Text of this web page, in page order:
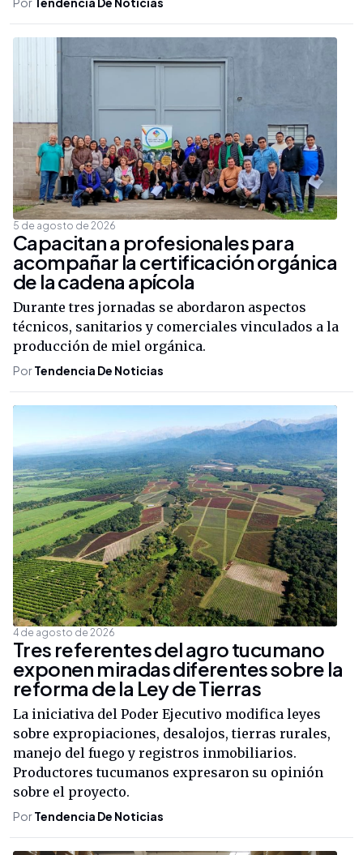
5 de agosto de 2026
Capacitan a profesionales para
acompañar la certificación orgánica
de la cadena apícola
Durante tres jornadas se abordaron aspectos
técnicos, sanitarios y comerciales vinculados a la
producción de miel orgánica.
PorTendencia De Noticias
4 de agosto de 2026
Tres referentes del agro tucumano
exponen miradas diferentes sobre la
reforma de la Ley de Tierras
La iniciativa del Poder Ejecutivo modifica leyes
sobre expropiaciones, desalojos, tierras rurales,
manejo del fuego y registros inmobiliarios.
Productores tucumanos expresaron su opinión
sobre el proyecto.
PorTendencia De Noticias